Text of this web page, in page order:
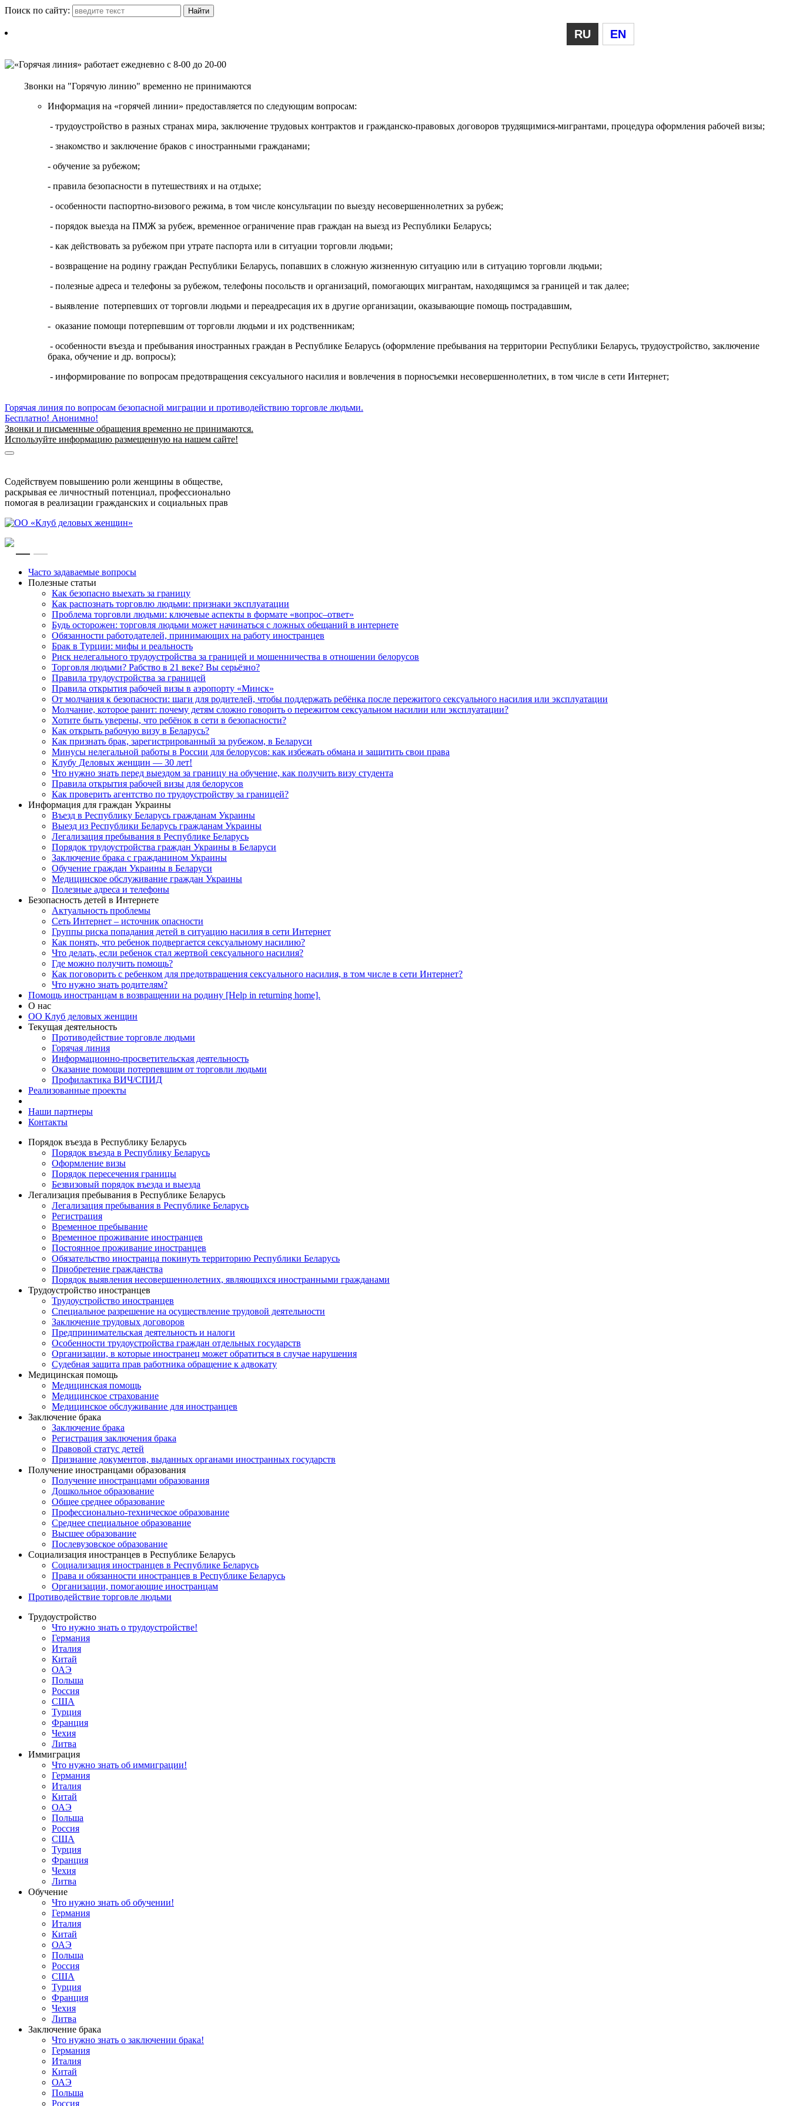
Поиск по сайту:
RU EN
Звонки на "Горячую линию" временно не принимаются
Информация на «горячей линии» предоставляется по следующим вопросам:
- трудоустройство в разных странах мира, заключение трудовых контрактов и гражданско-правовых договоров трудящимися-мигрантами, процедура оформления рабочей визы;
- знакомство и заключение браков с иностранными гражданами;
- обучение за рубежом;
- правила безопасности в путешествиях и на отдыхе;
- особенности паспортно-визового режима, в том числе консультации по выезду несовершеннолетних за рубеж;
- порядок выезда на ПМЖ за рубеж, временное ограничение прав граждан на выезд из Республики Беларусь;
- как действовать за рубежом при утрате паспорта или в ситуации торговли людьми;
- возвращение на родину граждан Республики Беларусь, попавших в сложную жизненную ситуацию или в ситуацию торговли людьми;
- полезные адреса и телефоны за рубежом, телефоны посольств и организаций, помогающих мигрантам, находящимся за границей и так далее;
- выявление потерпевших от торговли людьми и переадресация их в другие организации, оказывающие помощь пострадавшим,
- оказание помощи потерпевшим от торговли людьми и их родственникам;
- особенности въезда и пребывания иностранных граждан в Республике Беларусь (оформление пребывания на территории Республики Беларусь, трудоустройство, заключение
брака, обучение и др. вопросы);
- информирование по вопросам предотвращения сексуального насилия и вовлечения в порносъемки несовершеннолетних, в том числе в сети Интернет;
Горячая линия по вопросам безопасной миграции и противодействию торговле людьми.
Бесплатно! Анонимно!
Звонки и письменные обращения временно не принимаются.
Используйте информацию размещенную на нашем сайте!
Содействуем повышению роли женщины в обществе,
раскрывая ее личностный потенциал, профессионально
помогая в реализации гражданских и социальных прав
RUEN
Часто задаваемые вопросы
Полезные статьи
Как безопасно выехать за границу
Как распознать торговлю людьми: признаки эксплуатации
Проблема торговли людьми: ключевые аспекты в формате «вопрос–ответ»
Будь осторожен: торговля людьми может начинаться с ложных обещаний в интернете
Обязанности работодателей, принимающих на работу иностранцев
Брак в Турции: мифы и реальность
Риск нелегального трудоустройства за границей и мошенничества в отношении белорусов
Торговля людьми? Рабство в 21 веке? Вы серьёзно?
Правила трудоустройства за границей
Правила открытия рабочей визы в аэропорту «Минск»
От молчания к безопасности: шаги для родителей, чтобы поддержать ребёнка после пережитого сексуального насилия или эксплуатации
Молчание, которое ранит: почему детям сложно говорить о пережитом сексуальном насилии или эксплуатации?
Хотите быть уверены, что ребёнок в сети в безопасности?
Как открыть рабочую визу в Беларусь?
Как признать брак, зарегистрированный за рубежом, в Беларуси
Минусы нелегальной работы в России для белорусов: как избежать обмана и защитить свои права
Клубу Деловых женщин — 30 лет!
Что нужно знать перед выездом за границу на обучение, как получить визу студента
Правила открытия рабочей визы для белорусов
Как проверить агентство по трудоустройству за границей?
Информация для граждан Украины
Въезд в Республику Беларусь гражданам Украины
Выезд из Республики Беларусь гражданам Украины
Легализация пребывания в Республике Беларусь
Порядок трудоустройства граждан Украины в Беларуси
Заключение брака с гражданином Украины
Обучение граждан Украины в Беларуси
Медицинское обслуживание граждан Украины
Полезные адреса и телефоны
Безопасность детей в Интернете
Актуальность проблемы
Сеть Интернет – источник опасности
Группы риска попадания детей в ситуацию насилия в сети Интернет
Как понять, что ребенок подвергается сексуальному насилию?
Что делать, если ребенок стал жертвой сексуального насилия?
Где можно получить помощь?
Как поговорить с ребенком для предотвращения сексуального насилия, в том числе в сети Интернет?
Что нужно знать родителям?
Помощь иностранцам в возвращении на родину [Help in returning home].
О нас
ОО Клуб деловых женщин
Текущая деятельность
Противодействие торговле людьми
Горячая линия
Информационно-просветительская деятельность
Оказание помощи потерпевшим от торговли людьми
Профилактика ВИЧ/СПИД
Реализованные проекты
Наши партнеры
Контакты
Порядок въезда в Республику Беларусь
Порядок въезда в Республику Беларусь
Оформление визы
Порядок пересечения границы
Безвизовый порядок въезда и выезда
Легализация пребывания в Республике Беларусь
Легализация пребывания в Республике Беларусь
Регистрация
Временное пребывание
Временное проживание иностранцев
Постоянное проживание иностранцев
Обязательство иностранца покинуть территорию Республики Беларусь
Приобретение гражданства
Порядок выявления несовершеннолетних, являющихся иностранными гражданами
Трудоустройство иностранцев
Трудоустройство иностранцев
Специальное разрешение на осуществление трудовой деятельности
Заключение трудовых договоров
Предпринимательская деятельность и налоги
Особенности трудоустройства граждан отдельных государств
Организации, в которые иностранец может обратиться в случае нарушения
Судебная защита прав работника обращение к адвокату
Медицинская помощь
Медицинская помощь
Медицинское страхование
Медицинское обслуживание для иностранцев
Заключение брака
Заключение брака
Регистрация заключения брака
Правовой статус детей
Признание документов, выданных органами иностранных государств
Получение иностранцами образования
Получение иностранцами образования
Дошкольное образование
Общее среднее образование
Профессионально-техническое образование
Среднее специальное образование
Высшее образование
Послевузовское образование
Социализация иностранцев в Республике Беларусь
Социализация иностранцев в Республике Беларусь
Права и обязанности иностранцев в Республике Беларусь
Oрганизации, помогающие иностранцам
Противодействие торговле людьми
Трудоустройство
Что нужно знать о трудоустройстве!
Германия
Италия
Китай
ОАЭ
Польша
Россия
США
Турция
Франция
Чехия
Литва
Иммиграция
Что нужно знать об иммиграции!
Германия
Италия
Китай
ОАЭ
Польша
Россия
США
Турция
Франция
Чехия
Литва
Обучение
Что нужно знать об обучении!
Германия
Италия
Китай
ОАЭ
Польша
Россия
США
Турция
Франция
Чехия
Литва
Заключение брака
Что нужно знать о заключении брака!
Германия
Италия
Китай
ОАЭ
Польша
Россия